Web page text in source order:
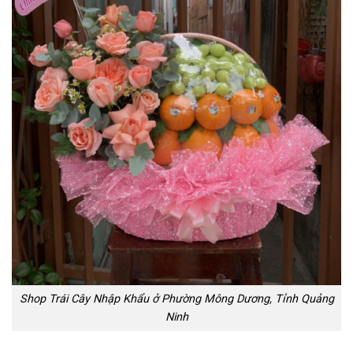
Shop Trái Cây Nhập Khẩu ở Phường Mông Dương, Tỉnh Quảng
Ninh